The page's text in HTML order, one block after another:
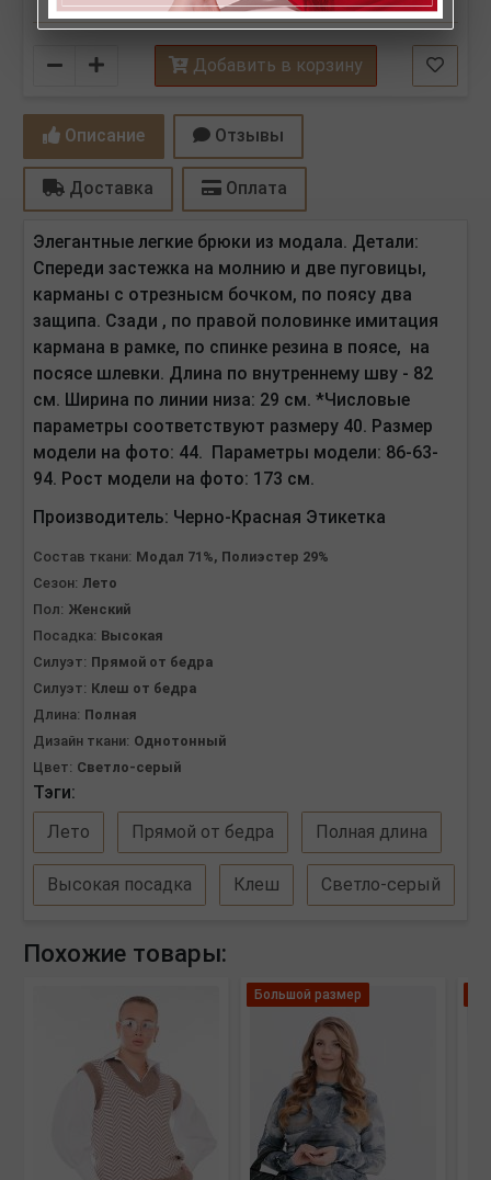
Количество Добавить в корзину
Описание Отзывы
Доставка Оплата
Элегантные легкие брюки из модала. Детали:
Спереди застежка на молнию и две пуговицы,
карманы с отрезнысм бочком, по поясу два
защипа. Сзади , по правой половинке имитация
кармана в рамке, по спинке резина в поясе, на
посясе шлевки. Длина по внутреннему шву - 82
см. Ширина по линии низа: 29 см. *Числовые
параметры соответствуют размеру 40. Размер
модели на фото: 44. Параметры модели: 86-63-
94. Рост модели на фото: 173 см.
Производитель: Черно-Красная Этикетка
Состав ткани: Модал 71%, Полиэстер 29%
Сезон: Лето
Пол: Женский
Посадка: Высокая
Силуэт: Прямой от бедра
Силуэт: Клеш от бедра
Длина: Полная
Дизайн ткани: Однотонный
Цвет: Светло-серый
Тэги:
Лето
Прямой от бедра Полная длина
Высокая посадка Клеш Светло-серый
Похожие товары:
Большой размер